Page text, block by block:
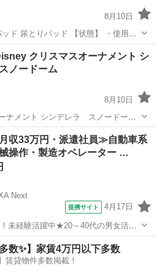
8月10日
ッド 【状態】 ・使用に
れない汚れなどございます ・詳細は
は出来かねますのでご了承願います
パッド
クリスマスオーナメント シ
ノードーム
8月10日
ナメント シンデレラ スノードーム
、キズ、落としきれない汚れなどご
ださい ・お値引きは出来かねま...
品 スノードーム
収33万円・派遣社員≫自動車系
操作・製造オペレーター …
Next
提携サイト 4月17日
未経験活躍中★20～40代の男女活躍
きワンルーム寮費無料！赴任旅費会
◎格安食堂利用可！年間休日135日
その他
数✨】家賃4万円以下多数
賃貸物件多数掲載！